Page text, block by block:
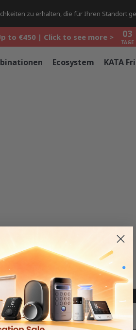
zu erhalten, die für Ihren Standort
to €450 | Click to see more > 03
to €450 | Click to see more > 03
TAGE
TAGE
Ecosystem KATA
Email